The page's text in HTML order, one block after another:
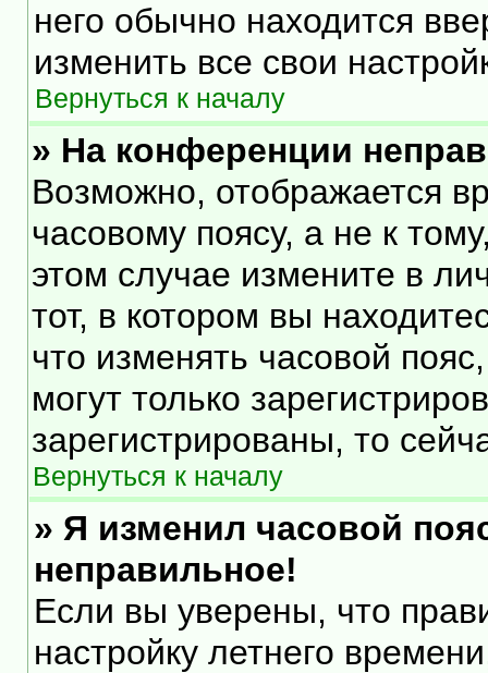
него обычно находится
изменить все свои
Вернуться к началу
» На конференции
Возможно, отображается
часовому поясу, а не к
этом случае измените в
тот, в котором вы
что изменять часовой
могут только
зарегистрированы, то
Вернуться к началу
» Я изменил часовой
неправильное!
Если вы уверены, что
настройку летнего